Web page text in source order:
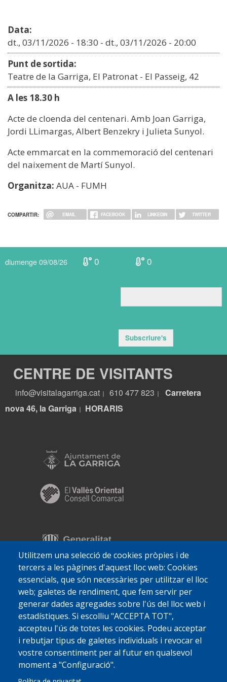
Data:
dt., 03/11/2026 - 18:30 - dt., 03/11/2026 - 20:00
Punt de sortida:
Teatre de la Garriga, El Patronat - El Passeig, 42
A les 18.30 h
Acte de cloenda del centenari. Amb Joan Garriga,
Jordi LLimargas, Albert Benzekry i Julieta Sunyol.
Acte emmarcat en la commemoració del centenari
del naixement de Martí Sunyol.
Organitza: AUA - FUMH
COMPARTIR: EMAIL FACEBOOK LINKEDIN TWITTER
Utilitzem una selecció de cookies pròpies i de
tercers a les pàgines d'aquest lloc web: Cookies
essencials, que són necessàries per utilitzar el lloc
web; galetes de rendiment, que fem servir per
generar dades agregades sobre l'ús del lloc web i
estadístiques. Si escolliu "ACCEPTA TOT",
accepteu l'ús de totes les cookies. Podeu acceptar
i rebutjar tipus de galetes individuals i revocar el
vostre consentiment per al futur en qualsevol
moment a "Configuració".
diumenge 09/08/26 0 0
Subscriure's
CENTRE DE VISITANTS
info@visitalagarriga.cat 610 477 823
Carretera
nova 46, la Garriga
HORARIS